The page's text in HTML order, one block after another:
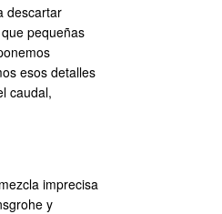
descartar
pequeñas
esos detalles
caudal,
imprecisa
y